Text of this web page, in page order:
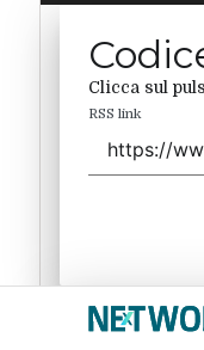
Clicca sul
RSS link